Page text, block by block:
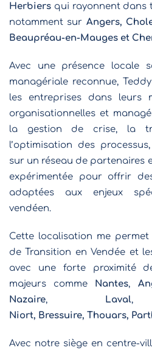
Herbiers qui rayonnent dans
notamment sur Angers,
Beaupréau-en-Mauges et
Avec une présence locale
managériale reconnue,
les entreprises dans leurs
organisationnelles et
la gestion de crise, la
l’optimisation des
sur un réseau de partenaires
expérimentée pour offrir
adaptées aux enjeux
vendéen.
Cette localisation me
de Transition en Vendée et
avec une forte proximité
majeurs comme Nantes,
Nazaire, Laval
Niort, Bressuire, Thouars,
Avec notre siège en centre-